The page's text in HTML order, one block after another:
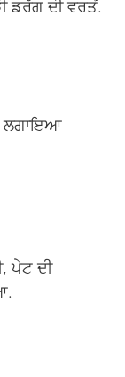
ਡਰੱਗ ਦੀ ਵਰਤੋਂ.
ਲਗਾਇਆ
ਪੇਟ ਦੀ